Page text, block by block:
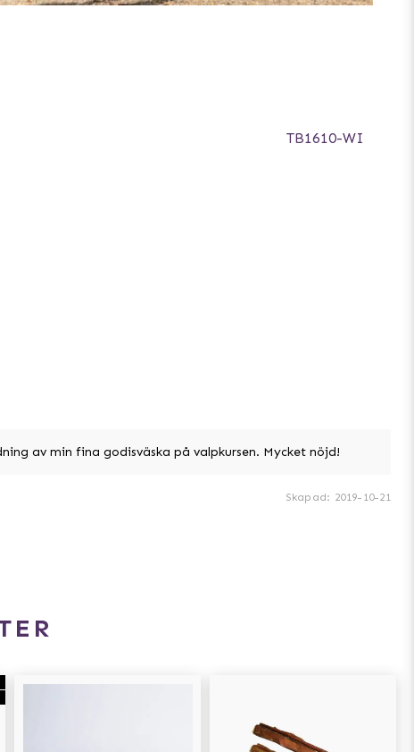
TB1610-WI
av min fina godisväska på valpkursen. Mycket nöjd!
Skapad: 2019-10-21